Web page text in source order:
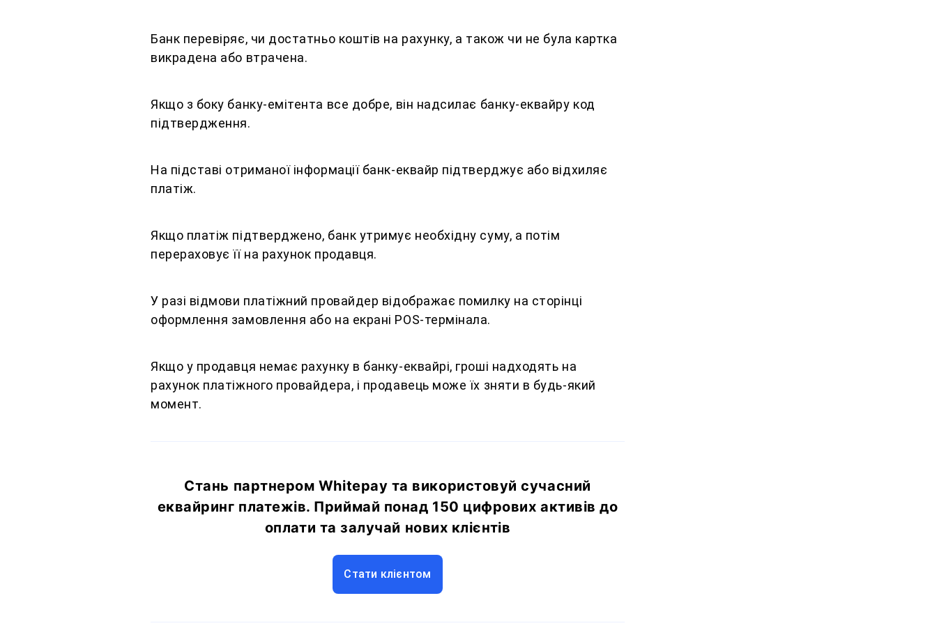
Банк перевіряє, чи достатньо коштів на рахунку, а також чи не була картка
викрадена або втрачена.
Якщо з боку банку-емітента все добре, він надсилає банку-еквайру код
підтвердження.
На підставі отриманої інформації банк-еквайр підтверджує або відхиляє
платіж.
Якщо платіж підтверджено, банк утримує необхідну суму, а потім
перераховує її на рахунок продавця.
У разі відмови платіжний провайдер відображає помилку на сторінці
оформлення замовлення або на екрані POS-термінала.
Якщо у продавця немає рахунку в банку-еквайрі, гроші надходять на
рахунок платіжного провайдера, і продавець може їх зняти в будь-який
момент.
Стань партнером Whitepay та використовуй сучасний
еквайринг платежів. Приймай понад 150 цифрових активів до
оплати та залучай нових клієнтів
Стати клієнтом